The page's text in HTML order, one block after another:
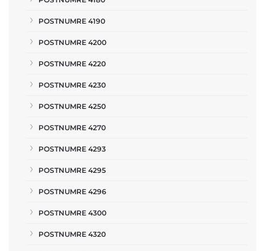
POSTNUMRE 4190
POSTNUMRE 4200
POSTNUMRE 4220
POSTNUMRE 4230
POSTNUMRE 4250
POSTNUMRE 4270
POSTNUMRE 4293
POSTNUMRE 4295
POSTNUMRE 4296
POSTNUMRE 4300
POSTNUMRE 4320